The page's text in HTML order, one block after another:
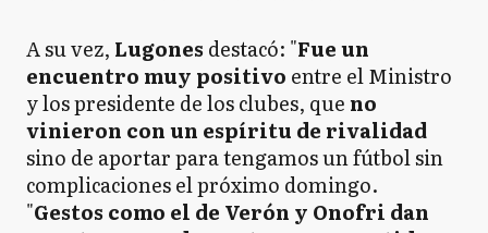
A su vez, Lugones destacó: "Fue un
encuentro muy positivo entre el Ministro
y los presidente de los clubes, que no
vinieron con un espíritu de rivalidad
sino de aportar para tengamos un fútbol sin
complicaciones el próximo domingo.
"Gestos como el de Verón y Onofri dan